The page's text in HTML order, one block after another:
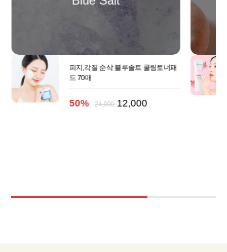
피지,각질 순삭 블루솔트 쿨링토너패
드 70매
50% 24,000 12,000